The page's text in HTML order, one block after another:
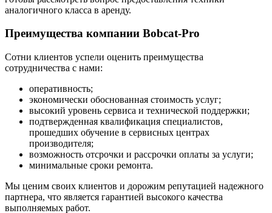
аналогичного класса в аренду.
Преимущества компании Bobcat-Pro
Сотни клиентов успели оценить преимущества
сотрудничества с нами:
оперативность;
экономически обоснованная стоимость услуг;
высокий уровень сервиса и технической поддержки;
подтвержденная квалификация специалистов,
прошедших обучение в сервисных центрах
производителя;
возможность отсрочки и рассрочки оплаты за услуги;
минимальные сроки ремонта.
Мы ценим своих клиентов и дорожим репутацией надежного
партнера, что является гарантией высокого качества
выполняемых работ.